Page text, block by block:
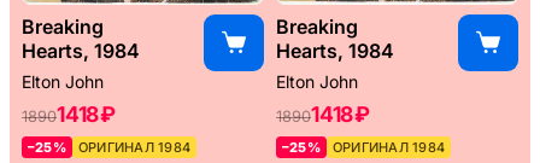
Breaking
Hearts, 1984
Elton John
18901418 ₽
–25% ОРИГИНАЛ 1984
Breaking
Hearts, 1984
Elton John
18901418 ₽
–25% ОРИГИНАЛ 1984